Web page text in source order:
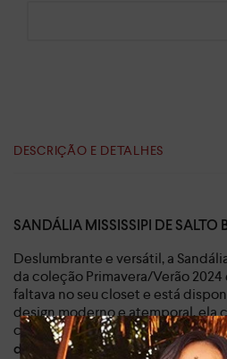
DESCRIÇÃO E DETALHES
SANDÁLIA MISSISSIPI DE SALTO
Deslumbrante e versátil, a
da coleção Primavera/Verão
faltava no seu closet e está
design moderno e atemporal,
com diversas ocasiões, do
de 7cm proporciona conforto e